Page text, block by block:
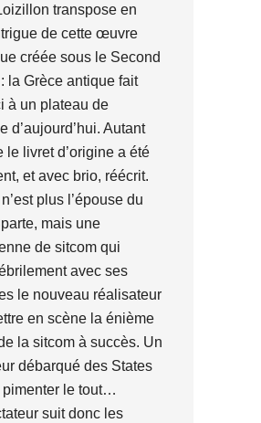
transpose en
de cette œuvre
créée sous le Second
la Grèce antique fait
à un plateau de
d’aujourd’hui. Autant
le livret d’origine a été
et avec brio, réécrit.
plus l’épouse du
mais une
de sitcom qui
avec ses
le nouveau réalisateur
en scène la énième
la sitcom à succès. Un
débarqué des States
pimenter le tout…
suit donc les